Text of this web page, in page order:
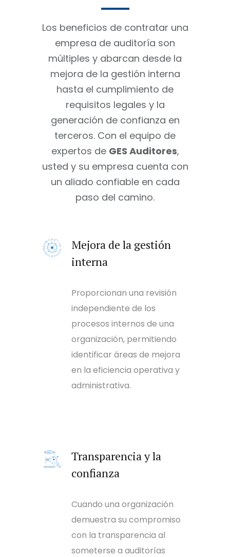
Los beneficios de contratar una
empresa de auditoría son
múltiples y abarcan desde la
mejora de la gestión interna
hasta el cumplimiento de
requisitos legales y la
generación de confianza en
terceros. Con el equipo de
expertos de GES Auditores,
usted y su empresa cuenta con
un aliado confiable en cada
paso del camino.
Mejora de la gestión
interna
Proporcionan una revisión
independiente de los
procesos internos de una
organización, permitiendo
identificar áreas de mejora
en la eficiencia operativa y
administrativa.
Transparencia y la
confianza
Cuando una organización
demuestra su compromiso
con la transparencia al
someterse a auditorías